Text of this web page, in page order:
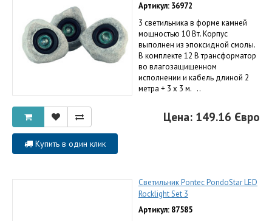
Артикул: 36972
3 светильника в форме камней
мощностью 10 Вт. Корпус
выполнен из эпоксидной смолы.
В комплекте 12 В трансформатор
во влагозащищенном
исполнении и кабель длиной 2
метра + 3 х 3 м. ..
Цена: 149.16 Євро
Купить в один клик
Светильник Pontec PondoStar LED
Rocklight Set 3
Артикул: 87585